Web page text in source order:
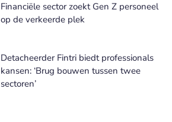
Financiële sector zoekt Gen Z personeel
op de verkeerde plek
Detacheerder Fintri biedt professionals
kansen: ‘Brug bouwen tussen twee
sectoren’